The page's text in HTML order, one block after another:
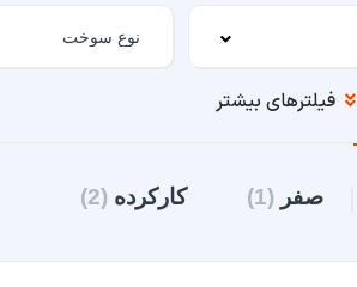
فیلترهای بیشتر
صفر (1) کارکرده (2)